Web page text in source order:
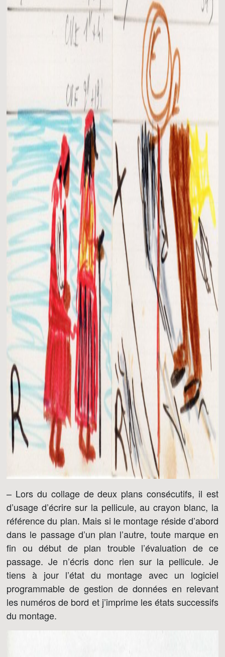
– Lors du collage de deux plans consécutifs, il est
d’usage d’écrire sur la pellicule, au crayon blanc, la
référence du plan. Mais si le montage réside d’abord
dans le passage d’un plan l’autre, toute marque en
fin ou début de plan trouble l’évaluation de ce
passage. Je n’écris donc rien sur la pellicule. Je
tiens à jour l’état du montage avec un logiciel
programmable de gestion de données en relevant
les numéros de bord et j’imprime les états successifs
du montage.